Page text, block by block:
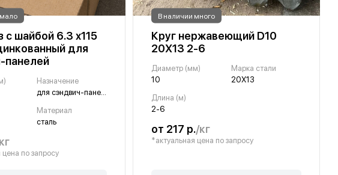
с шайбой 6.3 х115
для
панелей
Назначение
для сэндвич-панелей
Материал
сталь
цена по запросу
В наличии много
Круг нержавеющий D10
20Х13 2-6
Диаметр (мм)
10
Марка стали
20Х13
Длина (м)
2-6
от 217 р./кг
*актуальная цена по запросу